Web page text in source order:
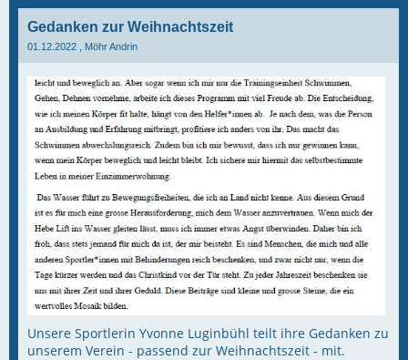
Gedanken zur Weihnachtszeit
01.12.2022 , Möhr Andrin
Unsere Sportlerin Yvonne Luginbühl teilt ihre Gedanken zu
unserem Verein - passend zur Weihnachtszeit - mit.